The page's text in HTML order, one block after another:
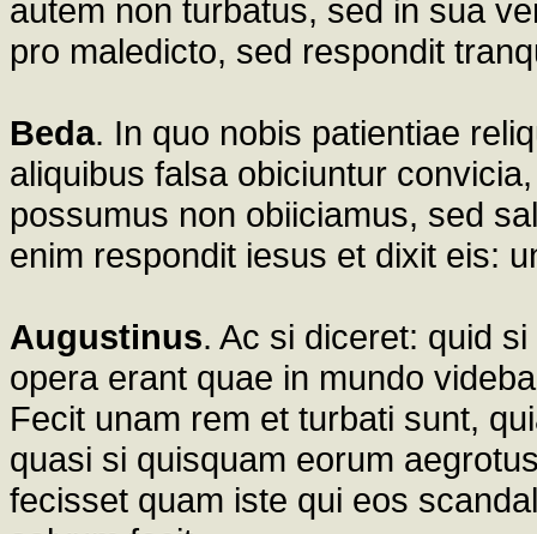
autem non turbatus, sed in sua
pro maledicto, sed respondit
Beda. In quo nobis patientiae
aliquibus falsa obiciuntur
possumus non obiiciamus, sed
enim respondit iesus et dixit eis:
Augustinus. Ac si diceret: quid
opera erant quae in mundo
Fecit unam rem et turbati sunt,
quasi si quisquam eorum
fecisset quam iste qui eos